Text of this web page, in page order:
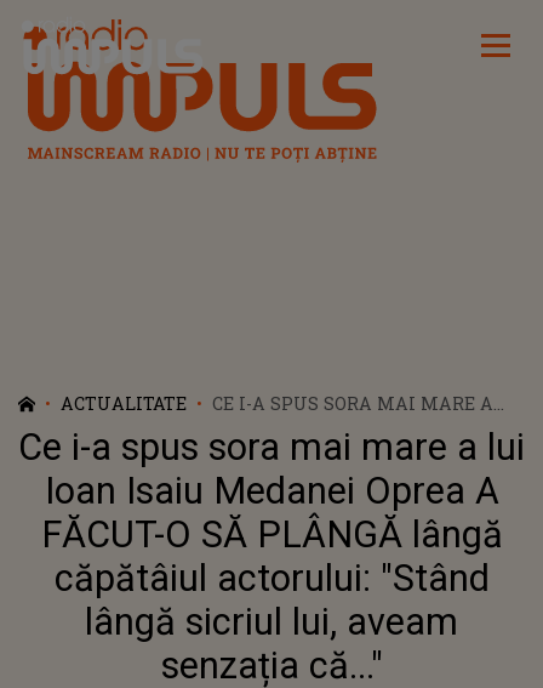
Radio Impuls
ACTUALITATE
CE I-A SPUS SORA MAI MARE A
LUI IOAN ISAIU MEDANEI OPREA
A FĂCUT-O SĂ PLÂNGĂ LÂNGĂ
CĂPĂTÂIUL ACTORULUI: "STÂND
LÂNGĂ SICRIUL LUI, AVEAM
SENZAȚIA CĂ..."
Ce i-a spus sora mai mare a lui
Ioan Isaiu Medanei Oprea A
FĂCUT-O SĂ PLÂNGĂ lângă
căpătâiul actorului: "Stând
lângă sicriul lui, aveam
senzația că..."